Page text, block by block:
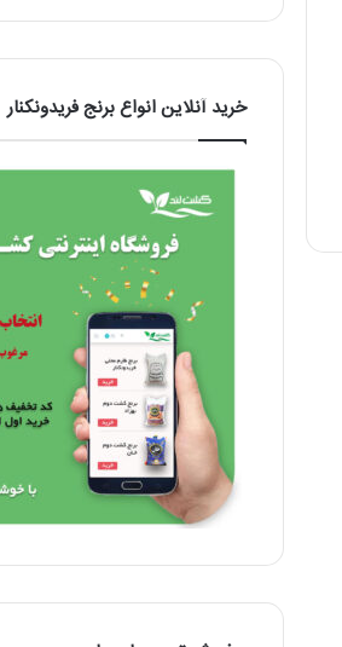
خرید آنلاین انواع برنج فریدونکنار